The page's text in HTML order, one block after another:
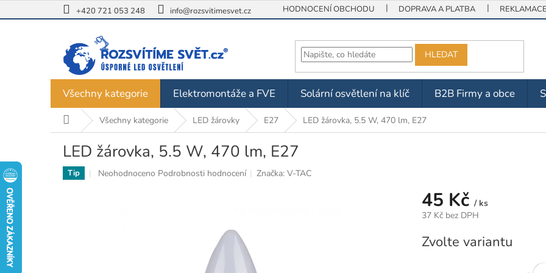
na
+420 721 053 248 info@rozsvitimesvet.cz HODNOCENÍ OBCHODU DOPRAVA A PLATBA
HLEDAT
Všechny kategorie Elektromontáže a FVE Solární osvětlení na klíč B2B Firmy a obce
Domů Všechny kategorie LED žárovky E27 LED žárovka, 5.5 W, 470 lm, E27
LED žárovka, 5.5 W, 470 lm, E27
Tip
Průměrné
Neohodnoceno Podrobnosti hodnocení Značka:V-TAC
45 Kč / ks
37 Kč bez DPH
cena:
Zvolte variantu